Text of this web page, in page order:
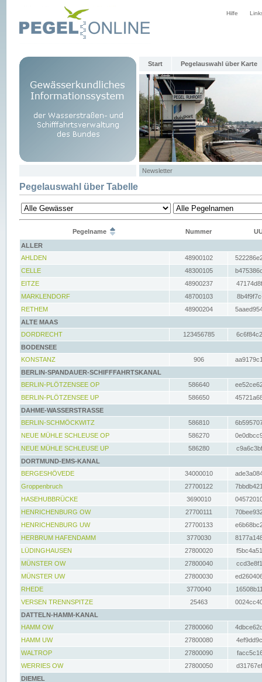
Hilfe
Start Pegelauswahl über Karte
Newsletter
Pegelauswahl über Tabelle
Pegelname Nummer
ALLER
AHLDEN
48900102
CELLE
48300105
EITZE
48900237
MARKLENDORF
48700103
RETHEM
48900204
ALTE MAAS
DORDRECHT
123456785
BODENSEE
KONSTANZ
906
BERLIN-SPANDAUER-SCHIFFFAHRTSKANAL
BERLIN-PLÖTZENSEE OP
586640
BERLIN-PLÖTZENSEE UP
586650
DAHME-WASSERSTRASSE
BERLIN-SCHMÖCKWITZ
586810
NEUE MÜHLE SCHLEUSE OP
586270
NEUE MÜHLE SCHLEUSE UP
586280
DORTMUND-EMS-KANAL
BERGESHÖVEDE
34000010
Groppenbruch
27700122
HASEHUBBRÜCKE
3690010
HENRICHENBURG OW
27700111
HENRICHENBURG UW
27700133
HERBRUM HAFENDAMM
3770030
LÜDINGHAUSEN
27800020
MÜNSTER OW
27800040
MÜNSTER UW
27800030
RHEDE
3770040
VERSEN TRENNSPITZE
25463
DATTELN-HAMM-KANAL
HAMM OW
27800060
HAMM UW
27800080
WALTROP
27800090
WERRIES OW
27800050
DIEMEL